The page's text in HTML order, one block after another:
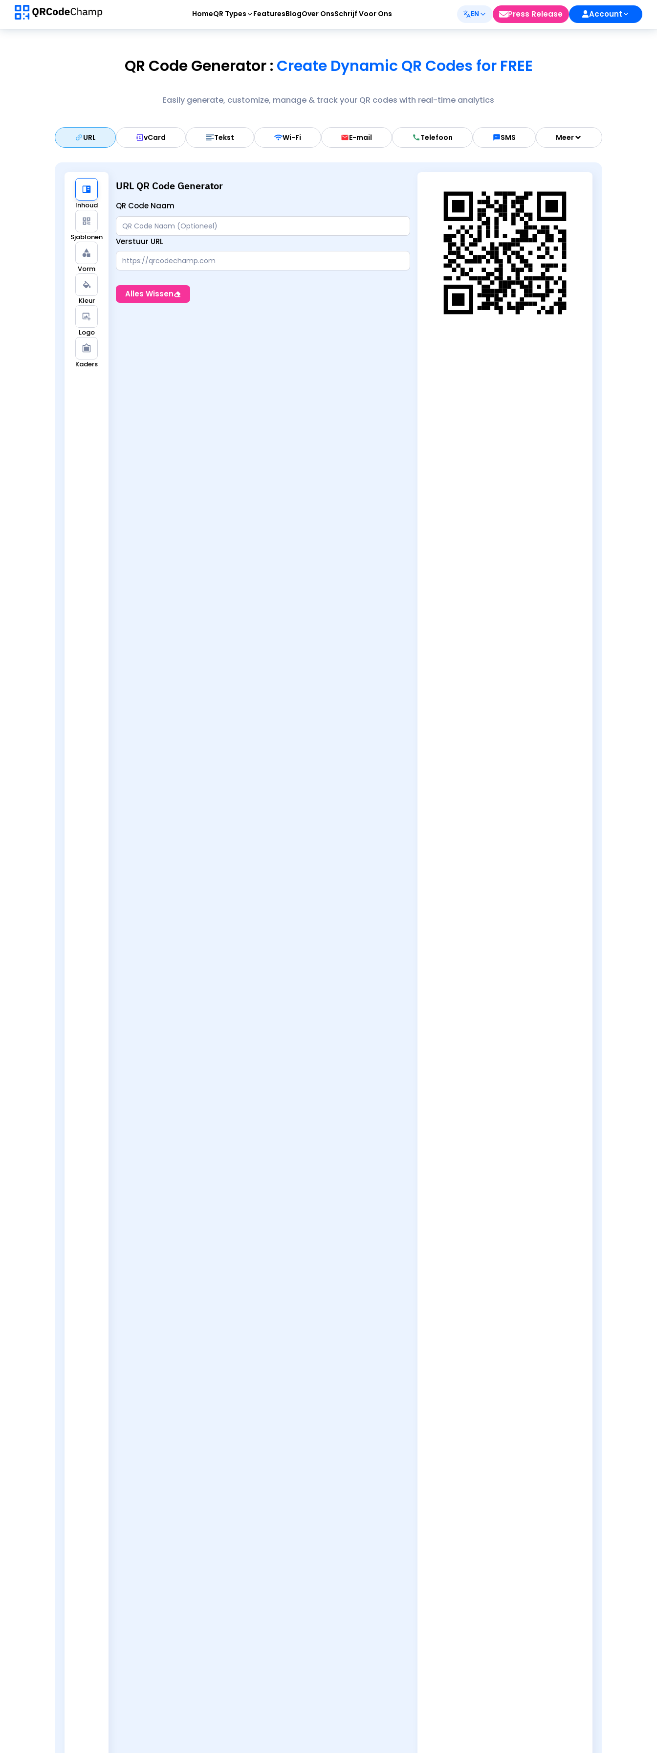
HomeQR Types FeaturesBlogOver OnsSchrijf Voor Ons EN Press Release Account
QR Code Generator: Create Dynamic QR Codes for FREE
Easily generate, customize, manage & track your QR codes with real-time analytics
URL vCard Tekst Wi-Fi E-mail Telefoon SMS Meer
Inhoud
Sjablonen
Vorm
Kleur
Logo
Kaders
URL QR Code Generator
QR Code Naam
Verstuur URL
Alles Wissen